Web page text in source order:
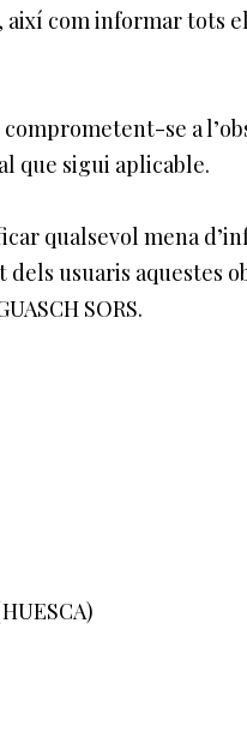
així com informar tots
se a
que sigui aplicable.
qualsevol mena
usuaris aquestes
SORS.